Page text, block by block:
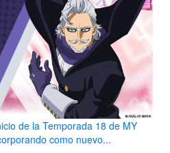
de la Temporada 18 de MY
como nuevo...